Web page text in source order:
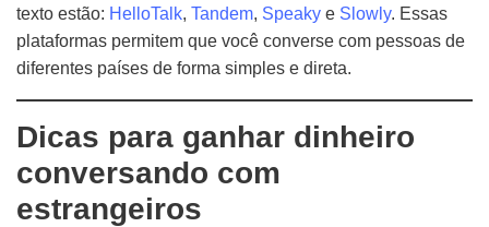
texto estão: HelloTalk, Tandem, Speaky e Slowly. Essas
plataformas permitem que você converse com pessoas de
diferentes países de forma simples e direta.
Dicas para ganhar dinheiro
conversando com
estrangeiros